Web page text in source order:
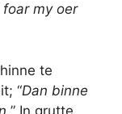
my oer
te
“Dan binne
” In grutte